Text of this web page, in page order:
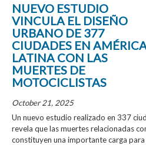
NUEVO ESTUDIO
VINCULA EL DISEÑO
URBANO DE 377
CIUDADES EN
LATINA CON LAS
MUERTES DE
MOTOCICLISTAS
October 21, 2025
Un nuevo estudio realizado en 337
revela que las muertes relacionadas
constituyen una importante carga